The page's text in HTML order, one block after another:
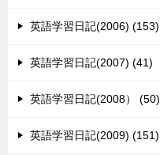
英語学習日記(2006) (153)
英語学習日記(2007) (41)
英語学習日記(2008） (50)
英語学習日記(2009) (151)